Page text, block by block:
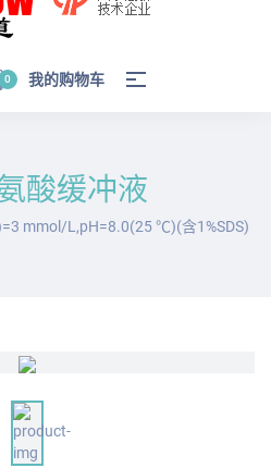
0 我的购物车
酸缓冲液
mmol/L,pH=8.0(25 ℃)(含1%SDS)